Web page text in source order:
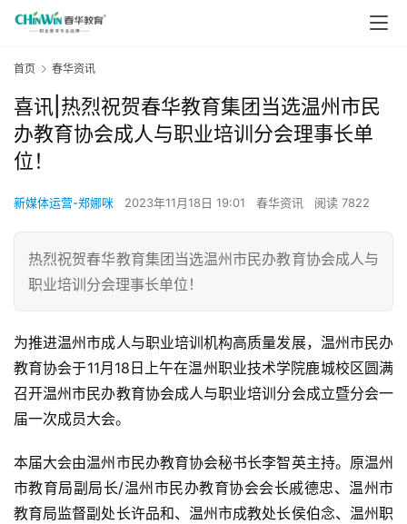
首页 春华资讯
喜讯|热烈祝贺春华教育集团当选温州市民
办教育协会成人与职业培训分会理事长单
位！
新媒体运营-郑娜咪 2023年11月18日 19:01 春华资讯 阅读 7822
热烈祝贺春华教育集团当选温州市民办教育协会成人与
职业培训分会理事长单位！
为推进温州市成人与职业培训机构高质量发展，温州市民办
教育协会于11月18日上午在温州职业技术学院鹿城校区圆满
召开温州市民办教育协会成人与职业培训分会成立暨分会一
届一次成员大会。
本届大会由温州市民办教育协会秘书长李智英主持。原温州
市教育局副局长/温州市民办教育协会会长戚德忠、温州市
教育局监督副处长许品和、温州市成教处长侯伯念、温州职